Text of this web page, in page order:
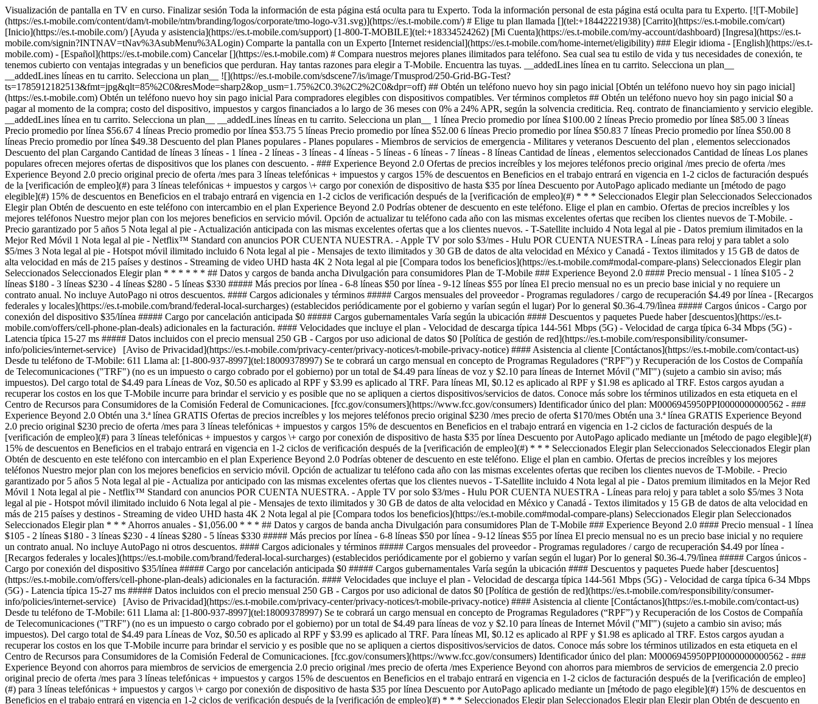
Visualización de pantalla en TV en curso. Finalizar sesión Toda la información de esta página está oculta para tu Experto. Toda la información personal de esta página está oculta para tu Experto. [![T-Mobile]
(https://es.t-mobile.com/content/dam/t-mobile/ntm/branding/logos/corporate/tmo-logo-v31.svg)](https://es.t-mobile.com/) # Elige tu plan llamada [](tel:+18442221938) [Carrito](https://es.t-mobile.com/cart)
[Inicio](https://es.t-mobile.com/) [Ayuda y asistencia](https://es.t-mobile.com/support) [1-800-T-MOBILE](tel:+18334524262) [Mi Cuenta](https://es.t-mobile.com/my-account/dashboard) [Ingresa](https://es.t-
mobile.com/signin?INTNAV=tNav%3AsubMenu%3ALogin) Comparte la pantalla con un Experto [Internet residencial](https://es.t-mobile.com/home-internet/eligibility) ### Elegir idioma - [English](https://es.t-
mobile.com) - [Español](https://es.t-mobile.com) Cancelar [](https://es.t-mobile.com) # Compara nuestros mejores planes ilimitados para teléfono. Sea cual sea tu estilo de vida y tus necesidades de conexión, te
tenemos cubierto con ventajas integradas y un beneficios que perduran. Hay tantas razones para elegir a T-Mobile. Encuentra las tuyas. __addedLines línea en tu carrito. Selecciona un plan__
__addedLines líneas en tu carrito. Selecciona un plan__ ![](https://es.t-mobile.com/sdscene7/is/image/Tmusprod/250-Grid-BG-Test?
ts=1785912182513&fmt=jpg&qlt=85%2C0&resMode=sharp2&op_usm=1.75%2C0.3%2C2%2C0&dpr=off) ## Obtén un teléfono nuevo hoy sin pago inicial [Obtén un teléfono nuevo hoy sin pago inicial]
(https://es.t-mobile.com) Obtén un teléfono nuevo hoy sin pago inicial Para compradores elegibles con dispositivos compatibles. Ver términos completos ## Obtén un teléfono nuevo hoy sin pago inicial $0 a
pagar al momento de la compra; costo del dispositivo, impuestos y cargos financiados a lo largo de 36 meses con 0% a 24% APR, según la solvencia crediticia. Req. contrato de financiamiento y servicio elegible.
__addedLines línea en tu carrito. Selecciona un plan__ __addedLines líneas en tu carrito. Selecciona un plan__ 1 línea Precio promedio por línea $100.00 2 líneas Precio promedio por línea $85.00 3 líneas
Precio promedio por línea $56.67 4 líneas Precio promedio por línea $53.75 5 líneas Precio promedio por línea $52.00 6 líneas Precio promedio por línea $50.83 7 líneas Precio promedio por línea $50.00 8
líneas Precio promedio por línea $49.38 Descuento del plan Planes populares - Planes populares - Miembros de servicios de emergencia - Militares y veteranos Descuento del plan , elementos seleccionados
Descuento del plan Cargando Cantidad de líneas 3 líneas - 1 línea - 2 líneas - 3 líneas - 4 líneas - 5 líneas - 6 líneas - 7 líneas - 8 líneas Cantidad de líneas , elementos seleccionados Cantidad de líneas Los planes populares ofrecen mejores ofertas de dispositivos que los planes con descuento. - ### Experience Beyond 2.0 Ofertas de precios increíbles y los mejores teléfonos precio original /mes precio de oferta /mes Experience Beyond 2.0 precio original precio de oferta /mes para 3 líneas telefónicas + impuestos y cargos 15% de descuentos en Beneficios en el trabajo entrará en vigencia en 1-2 ciclos de facturación después de la [verificación de empleo](#) para 3 líneas telefónicas + impuestos y cargos \+ cargo por conexión de dispositivo de hasta $35 por línea Descuento por AutoPago aplicado mediante un [método de pago elegible](#) 15% de descuentos en Beneficios en el trabajo entrará en vigencia en 1-2 ciclos de verificación después de la [verificación de empleo](#) * * * Seleccionados Elegir plan Seleccionados Seleccionados Elegir plan Obtén de descuento en este teléfono con intercambio en el plan Experience Beyond 2.0 Podrías obtener de descuento en este teléfono. Elige el plan en cambio. Ofertas de precios increíbles y los mejores teléfonos Nuestro mejor plan con los mejores beneficios en servicio móvil. Opción de actualizar tu teléfono cada año con las mismas excelentes ofertas que reciben los clientes nuevos de T-Mobile. - Precio garantizado por 5 años 5 Nota legal al pie - Actualización anticipada con las mismas excelentes ofertas que a los clientes nuevos. - T-Satellite incluido 4 Nota legal al pie - Datos premium ilimitados en la Mejor Red Móvil 1 Nota legal al pie - Netflix™ Standard con anuncios POR CUENTA NUESTRA. - Apple TV por solo $3/mes - Hulu POR CUENTA NUESTRA - Líneas para reloj y para tablet a solo $5/mes 3 Nota legal al pie - Hotspot móvil ilimitado incluido 6 Nota legal al pie - Mensajes de texto ilimitados y 30 GB de datos de alta velocidad en México y Canadá - Textos ilimitados y 15 GB de datos de alta velocidad en más de 215 países y destinos - Streaming de video UHD hasta 4K 2 Nota legal al pie [Compara todos los beneficios](https://es.t-mobile.com#modal-compare-plans) Seleccionados Elegir plan Seleccionados Seleccionados Elegir plan * * * * * * ## Datos y cargos de banda ancha Divulgación para consumidores Plan de T-Mobile ### Experience Beyond 2.0 #### Precio mensual - 1 línea $105 - 2 líneas $180 - 3 líneas $230 - 4 líneas $280 - 5 líneas $330 ##### Más precios por línea - 6-8 líneas $50 por línea - 9-12 líneas $55 por línea El precio mensual no es un precio base inicial y no requiere un contrato anual. No incluye AutoPago ni otros descuentos. #### Cargos adicionales y términos ##### Cargos mensuales del proveedor - Programas reguladores / cargo de recuperación $4.49 por línea - [Recargos federales y locales](https://es.t-mobile.com/brand/federal-local-surcharges) (establecidos periódicamente por el gobierno y varían según el lugar) Por lo general $0.36-4.79/lìnea ##### Cargos únicos - Cargo por conexión del dispositivo $35/línea ##### Cargo por cancelación anticipada $0 ##### Cargos gubernamentales Varía según la ubicación #### Descuentos y paquetes Puede haber [descuentos](https://es.t-mobile.com/offers/cell-phone-plan-deals) adicionales en la facturación. #### Velocidades que incluye el plan - Velocidad de descarga típica 144-561 Mbps (5G) - Velocidad de carga típica 6-34 Mbps (5G) - Latencia típica 15-27 ms ##### Datos incluidos con el precio mensual 250 GB - Cargos por uso adicional de datos $0 [Política de gestión de red](https://es.t-mobile.com/responsibility/consumer-info/policies/internet-service) [Aviso de Privacidad](https://es.t-mobile.com/privacy-center/privacy-notices/t-mobile-privacy-notice) #### Asistencia al cliente [Contáctanos](https://es.t-mobile.com/contact-us) Desde tu teléfono de T-Mobile: 611 Llama al: [1-800-937-8997](tel:18009378997) Se te cobrará un cargo mensual en concepto de Programas Reguladores (“RPF”) y Recuperación de los Costos de Compañía de Telecomunicaciones ("TRF") (no es un impuesto o cargo cobrado por el gobierno) por un total de $4.49 para líneas de voz y $2.10 para líneas de Internet Móvil ("MI'") (sujeto a cambio sin aviso; más impuestos). Del cargo total de $4.49 para Líneas de Voz, $0.50 es aplicado al RPF y $3.99 es aplicado al TRF. Para líneas MI, $0.12 es aplicado al RPF y $1.98 es aplicado al TRF. Estos cargos ayudan a recuperar los costos en los que T-Mobile incurre para brindar el servicio y es posible que no se apliquen a ciertos dispositivos/servicios de datos. Conoce más sobre los términos utilizados en esta etiqueta en el Centro de Recursos para Consumidores de la Comisión Federal de Comunicaciones. [fcc.gov/consumers](https://www.fcc.gov/consumers) Identificador único del plan: M0006945950PPI0000000000562 - ### Experience Beyond 2.0 Obtén una 3.ª línea GRATIS Ofertas de precios increíbles y los mejores teléfonos precio original $230 /mes precio de oferta $170/mes Obtén una 3.ª línea GRATIS Experience Beyond 2.0 precio original $230 precio de oferta /mes para 3 líneas telefónicas + impuestos y cargos 15% de descuentos en Beneficios en el trabajo entrará en vigencia en 1-2 ciclos de facturación después de la [verificación de empleo](#) para 3 líneas telefónicas + impuestos y cargos \+ cargo por conexión de dispositivo de hasta $35 por línea Descuento por AutoPago aplicado mediante un [método de pago elegible](#) 15% de descuentos en Beneficios en el trabajo entrará en vigencia en 1-2 ciclos de verificación después de la [verificación de empleo](#) * * * Seleccionados Elegir plan Seleccionados Seleccionados Elegir plan Obtén de descuento en este teléfono con intercambio en el plan Experience Beyond 2.0 Podrías obtener de descuento en este teléfono. Elige el plan en cambio. Ofertas de precios increíbles y los mejores teléfonos Nuestro mejor plan con los mejores beneficios en servicio móvil. Opción de actualizar tu teléfono cada año con las mismas excelentes ofertas que reciben los clientes nuevos de T-Mobile. - Precio garantizado por 5 años 5 Nota legal al pie - Actualiza por anticipado con las mismas excelentes ofertas que los clientes nuevos - T-Satellite incluido 4 Nota legal al pie - Datos premium ilimitados en la Mejor Red Móvil 1 Nota legal al pie - Netflix™ Standard con anuncios POR CUENTA NUESTRA. - Apple TV por solo $3/mes - Hulu POR CUENTA NUESTRA - Líneas para reloj y para tablet a solo $5/mes 3 Nota legal al pie - Hotspot móvil ilimitado incluido 6 Nota legal al pie - Mensajes de texto ilimitados y 30 GB de datos de alta velocidad en México y Canadá - Textos ilimitados y 15 GB de datos de alta velocidad en más de 215 países y destinos - Streaming de video UHD hasta 4K 2 Nota legal al pie [Compara todos los beneficios](https://es.t-mobile.com#modal-compare-plans) Seleccionados Elegir plan Seleccionados Seleccionados Elegir plan * * * Ahorros anuales - $1,056.00 * * * ## Datos y cargos de banda ancha Divulgación para consumidores Plan de T-Mobile ### Experience Beyond 2.0 #### Precio mensual - 1 línea $105 - 2 líneas $180 - 3 líneas $230 - 4 líneas $280 - 5 líneas $330 ##### Más precios por línea - 6-8 líneas $50 por línea - 9-12 líneas $55 por línea El precio mensual no es un precio base inicial y no requiere un contrato anual. No incluye AutoPago ni otros descuentos. #### Cargos adicionales y términos ##### Cargos mensuales del proveedor - Programas reguladores / cargo de recuperación $4.49 por línea - [Recargos federales y locales](https://es.t-mobile.com/brand/federal-local-surcharges) (establecidos periódicamente por el gobierno y varían según el lugar) Por lo general $0.36-4.79/lìnea ##### Cargos únicos - Cargo por conexión del dispositivo $35/línea ##### Cargo por cancelación anticipada $0 ##### Cargos gubernamentales Varía según la ubicación #### Descuentos y paquetes Puede haber [descuentos](https://es.t-mobile.com/offers/cell-phone-plan-deals) adicionales en la facturación. #### Velocidades que incluye el plan - Velocidad de descarga típica 144-561 Mbps (5G) - Velocidad de carga típica 6-34 Mbps (5G) - Latencia típica 15-27 ms ##### Datos incluidos con el precio mensual 250 GB - Cargos por uso adicional de datos $0 [Política de gestión de red](https://es.t-mobile.com/responsibility/consumer-info/policies/internet-service) [Aviso de Privacidad](https://es.t-mobile.com/privacy-center/privacy-notices/t-mobile-privacy-notice) #### Asistencia al cliente [Contáctanos](https://es.t-mobile.com/contact-us) Desde tu teléfono de T-Mobile: 611 Llama al: [1-800-937-8997](tel:18009378997) Se te cobrará un cargo mensual en concepto de Programas Reguladores (“RPF”) y Recuperación de los Costos de Compañía de Telecomunicaciones ("TRF") (no es un impuesto o cargo cobrado por el gobierno) por un total de $4.49 para líneas de voz y $2.10 para líneas de Internet Móvil ("MI'") (sujeto a cambio sin aviso; más impuestos). Del cargo total de $4.49 para Líneas de Voz, $0.50 es aplicado al RPF y $3.99 es aplicado al TRF. Para líneas MI, $0.12 es aplicado al RPF y $1.98 es aplicado al TRF. Estos cargos ayudan a recuperar los costos en los que T-Mobile incurre para brindar el servicio y es posible que no se apliquen a ciertos dispositivos/servicios de datos. Conoce más sobre los términos utilizados en esta etiqueta